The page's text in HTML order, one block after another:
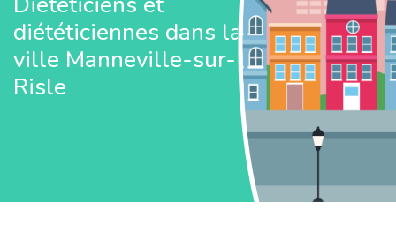
diététiciennes dans la
ville Manneville-sur-
Risle